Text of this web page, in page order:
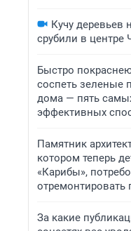
Кучу деревьев
срубили в центре
Быстро
соспеть зеленые
дома — пять
эффективных
Памятник
котором теперь
«Карибы»,
отремонтировать
За какие